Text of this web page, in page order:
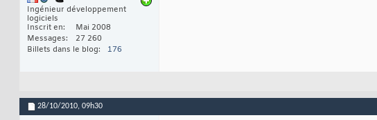
Ingénieur développement
logiciels
Inscrit en
Mai 2008
Messages
27 260
Billets dans le blog
176
28/10/2010, 09h30